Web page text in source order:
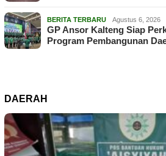
BERITA TERBARU Agustus 6, 2026
GP Ansor Kalteng Siap
Program Pembangunan
DAERAH